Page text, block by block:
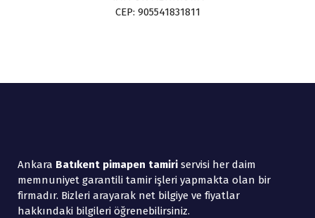
CEP: 905541831811
Ankara Batıkent pimapen tamiri servisi her daim
memnuniyet garantili tamir işleri yapmakta olan bir
firmadır. Bizleri arayarak net bilgiye ve fiyatlar
hakkındaki bilgileri öğrenebilirsiniz.